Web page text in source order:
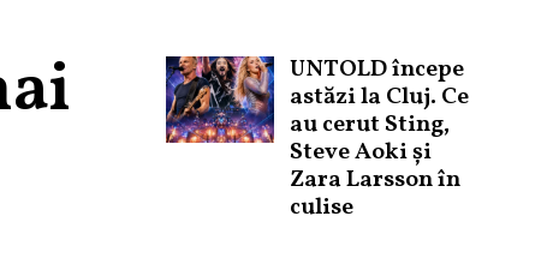
UNTOLD începe
astăzi la Cluj. Ce
au cerut Sting,
Steve Aoki și
Zara Larsson în
culise